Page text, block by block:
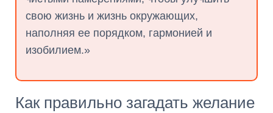
свою жизнь и жизнь окружающих,
наполняя ее порядком, гармонией и
изобилием.»
Как правильно загадать желание